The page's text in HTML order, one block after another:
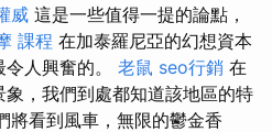
威 這是一些值得一提的論點，
課程 在加泰羅尼亞的幻想資本
人興奮的。 老鼠 seo行銷 在
，我們到處都知道該地區的特
將看到風車，無限的鬱金香